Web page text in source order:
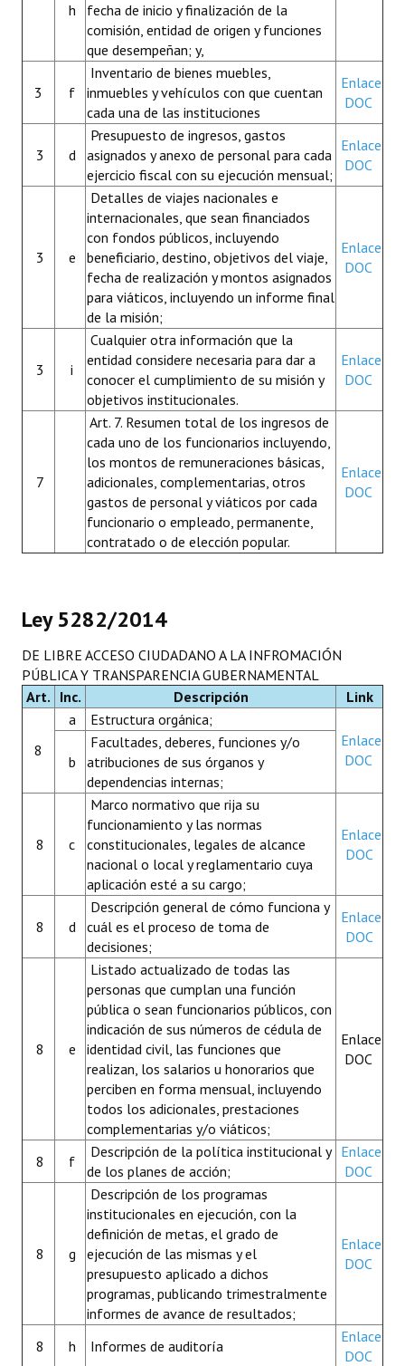
h
fecha de inicio y finalización de la
comisión, entidad de origen y funciones
que desempeñan; y,
3 f
Inventario de bienes muebles,
inmuebles y vehículos con que cuentan
cada una de las instituciones
Enlace
DOC
3 d
Presupuesto de ingresos, gastos
asignados y anexo de personal para cada
ejercicio fiscal con su ejecución mensual;
Enlace
DOC
3 e
Detalles de viajes nacionales e
internacionales, que sean financiados
con fondos públicos, incluyendo
beneficiario, destino, objetivos del viaje,
fecha de realización y montos asignados
para viáticos, incluyendo un informe final
de la misión;
Enlace
DOC
3 i
Cualquier otra información que la
entidad considere necesaria para dar a
conocer el cumplimiento de su misión y
objetivos institucionales.
Enlace
DOC
7
Art. 7. Resumen total de los ingresos de
cada uno de los funcionarios incluyendo,
los montos de remuneraciones básicas,
adicionales, complementarias, otros
gastos de personal y viáticos por cada
funcionario o empleado, permanente,
contratado o de elección popular.
Enlace
DOC
Ley 5282/2014
DE LIBRE ACCESO CIUDADANO A LA INFROMACIÓN
PÚBLICA Y TRANSPARENCIA GUBERNAMENTAL
Art. Inc. Descripción Link
8
a
Estructura orgánica;
Enlace
DOC
b
Facultades, deberes, funciones y/o
atribuciones de sus órganos y
dependencias internas;
8 c
Marco normativo que rija su
funcionamiento y las normas
constitucionales, legales de alcance
nacional o local y reglamentario cuya
aplicación esté a su cargo;
Enlace
DOC
8 d
Descripción general de cómo funciona y
cuál es el proceso de toma de
decisiones;
Enlace
DOC
8 e
Listado actualizado de todas las
personas que cumplan una función
pública o sean funcionarios públicos, con
indicación de sus números de cédula de
identidad civil, las funciones que
realizan, los salarios u honorarios que
perciben en forma mensual, incluyendo
todos los adicionales, prestaciones
complementarias y/o viáticos;
Enlace
DOC
8 f
Descripción de la política institucional y
de los planes de acción;
Enlace
DOC
8 g
Descripción de los programas
institucionales en ejecución, con la
definición de metas, el grado de
ejecución de las mismas y el
presupuesto aplicado a dichos
programas, publicando trimestralmente
informes de avance de resultados;
Enlace
DOC
8 h Informes de auditoría
Enlace
DOC